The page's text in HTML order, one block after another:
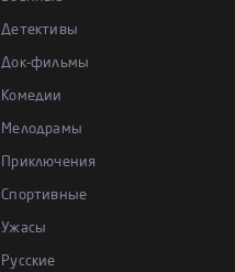
Детективы
Док-фильмы
Комедии
Мелодрамы
Приключения
Спортивные
Ужасы
Русские